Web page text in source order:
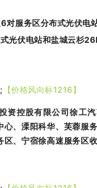
对服务区分布式光伏电
光伏电站和盐城云杉
; 【价格风向标1216】
资控股有限公司徐工
心、溧阳科华、芙蓉服
区、宁宿徐高速服务区